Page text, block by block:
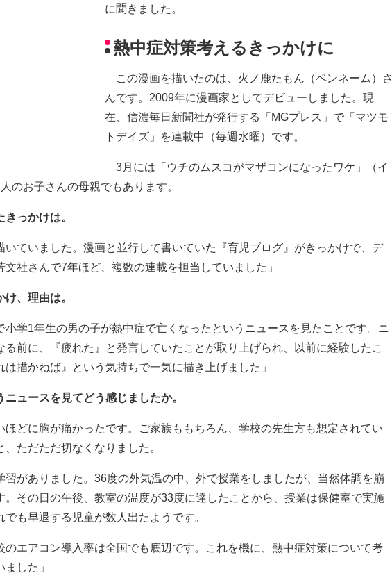
に聞きました。
熱中症対策考えるきっかけに
この漫画を描いたのは、火ノ鹿たもん（ペンネーム）さ
んです。2009年に漫画家としてデビューしました。現
在、信濃毎日新聞社が発行する「MGプレス」で「マツモ
トデイズ」を連載中（毎週水曜）です。
3月には「ウチのムスコがマザコンになったワケ」（イ
のお子さんの母親でもあります。
っかけは。
いていました。漫画と並行して書いていた『育児ブログ』がきっかけで、デ
社さんで7年ほど、複数の連載を担当していました」
、理由は。
小学1年生の男の子が熱中症で亡くなったというニュースを見たことです。ニ
る前に、『疲れた』と発言していたことが取り上げられ、以前に経験したこ
描かねば』という気持ちで一気に描き上げました」
ュースを見てどう感じましたか。
ほどに胸が痛かったです。ご家族ももちろん、学校の先生方も想定されてい
ただただ切なくなりました。
習がありました。36度の外気温の中、外で授業をしましたが、当然体調を崩
。その日の午後、教室の温度が33度に達したことから、授業は保健室で実施
も早退する児童が数人出たようです。
のエアコン導入率は全国でも底辺です。これを機に、熱中症対策について考
した」